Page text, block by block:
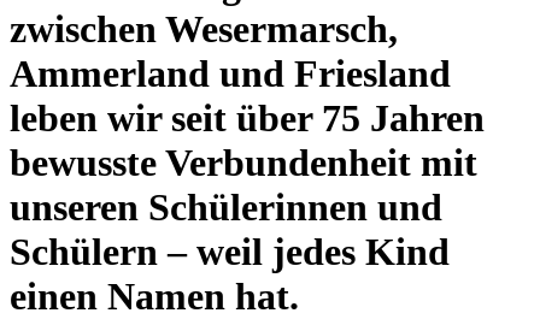
zwischen Wesermarsch,
Ammerland und Friesland
leben wir seit über 75 Jahren
bewusste Verbundenheit mit
unseren Schülerinnen und
Schülern – weil jedes Kind
einen Namen hat.